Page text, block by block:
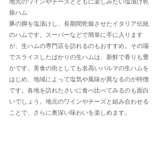
地元のワインやチーズとともに楽しみたい塩漬け乾
燥ハム
豚の脚を塩漬けし、長期間乾燥させたイタリア伝統
のハムです。スーパーなどで簡単に手に入ります
が、生ハムの専門店を訪れるのもおすすめ。その場
でスライスしたばかりの生ハムは、新鮮で香りも豊
かです。美食の街としても名高いパルマの生ハムを
はじめ、地域によって塩気や風味が異なるのが特徴
です。各地を訪れたさいに食べ比べてみるのも面白
いでしょう。地元のワインやチーズと組み合わせる
ことで、さらに奥深い味わいを楽しめます。